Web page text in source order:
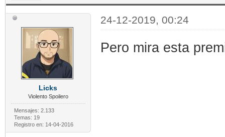
Licks
Violento Spoilero
Mensajes: 2.133
Temas: 19
Registro en: 14-04-2016
24-12-2019, 00:24
Pero mira esta